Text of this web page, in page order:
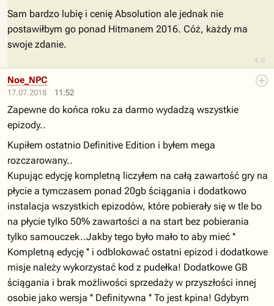
4.6
Sam bardzo lubię i cenię Absolution ale jednak nie
postawiłbym go ponad Hitmanem 2016. Cóż, każdy ma
swoje zdanie.
17.07.2018 11:52
Noe_NPC
Zapewne do końca roku za darmo wydadzą wszystkie
epizody..
Kupiłem ostatnio Definitive Edition i byłem mega
rozczarowany..
Kupując edycję kompletną liczyłem na całą zawartość gry na
płycie a tymczasem ponad 20gb ściągania i dodatkowo
instalacja wszystkich epizodów, które pobierały się w tle bo
na płycie tylko 50% zawartości a na start bez pobierania
tylko samouczek..Jakby tego było mało to aby mieć ''
Kompletną edycję '' i odblokować ostatni epizod i dodatkowe
misje należy wykorzystać kod z pudełka! Dodatkowe GB
ściągania i brak możliwości sprzedaży w przyszłości innej
osobie jako wersja '' Definitywna '' To jest kpina! Gdybym